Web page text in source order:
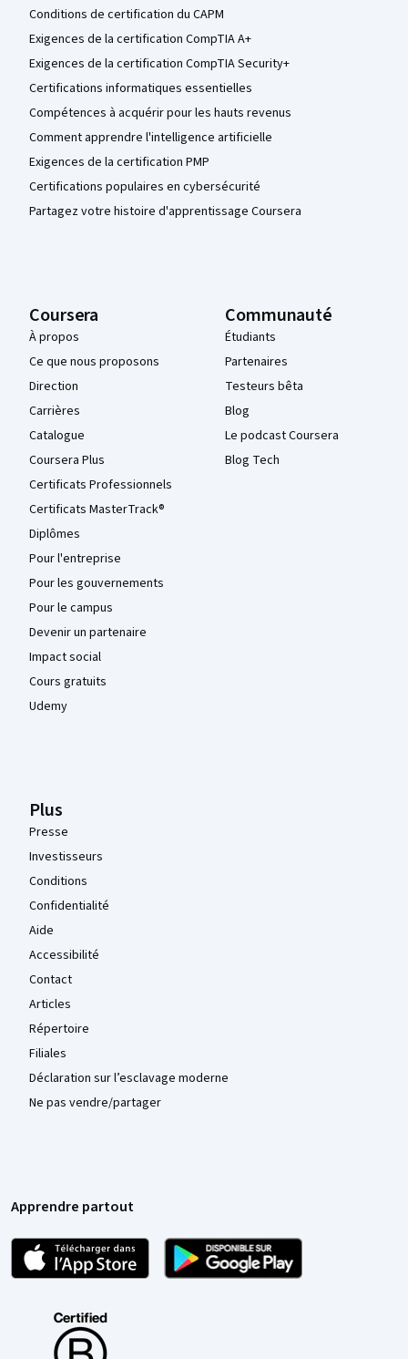
Conditions de certification du CAPM
Exigences de la certification CompTIA A+
Exigences de la certification CompTIA Security+
Certifications informatiques essentielles
Compétences à acquérir pour les hauts revenus
Comment apprendre l'intelligence artificielle
Exigences de la certification PMP
Certifications populaires en cybersécurité
Partagez votre histoire d'apprentissage Coursera
Coursera
À propos
Ce que nous proposons
Direction
Carrières
Catalogue
Coursera Plus
Certificats Professionnels
Certificats MasterTrack®
Diplômes
Pour l'entreprise
Pour les gouvernements
Pour le campus
Devenir un partenaire
Impact social
Cours gratuits
Udemy
Communauté
Étudiants
Partenaires
Testeurs bêta
Blog
Le podcast Coursera
Blog Tech
Plus
Presse
Investisseurs
Conditions
Confidentialité
Aide
Accessibilité
Contact
Articles
Répertoire
Filiales
Déclaration sur l’esclavage moderne
Ne pas vendre/partager
Apprendre partout